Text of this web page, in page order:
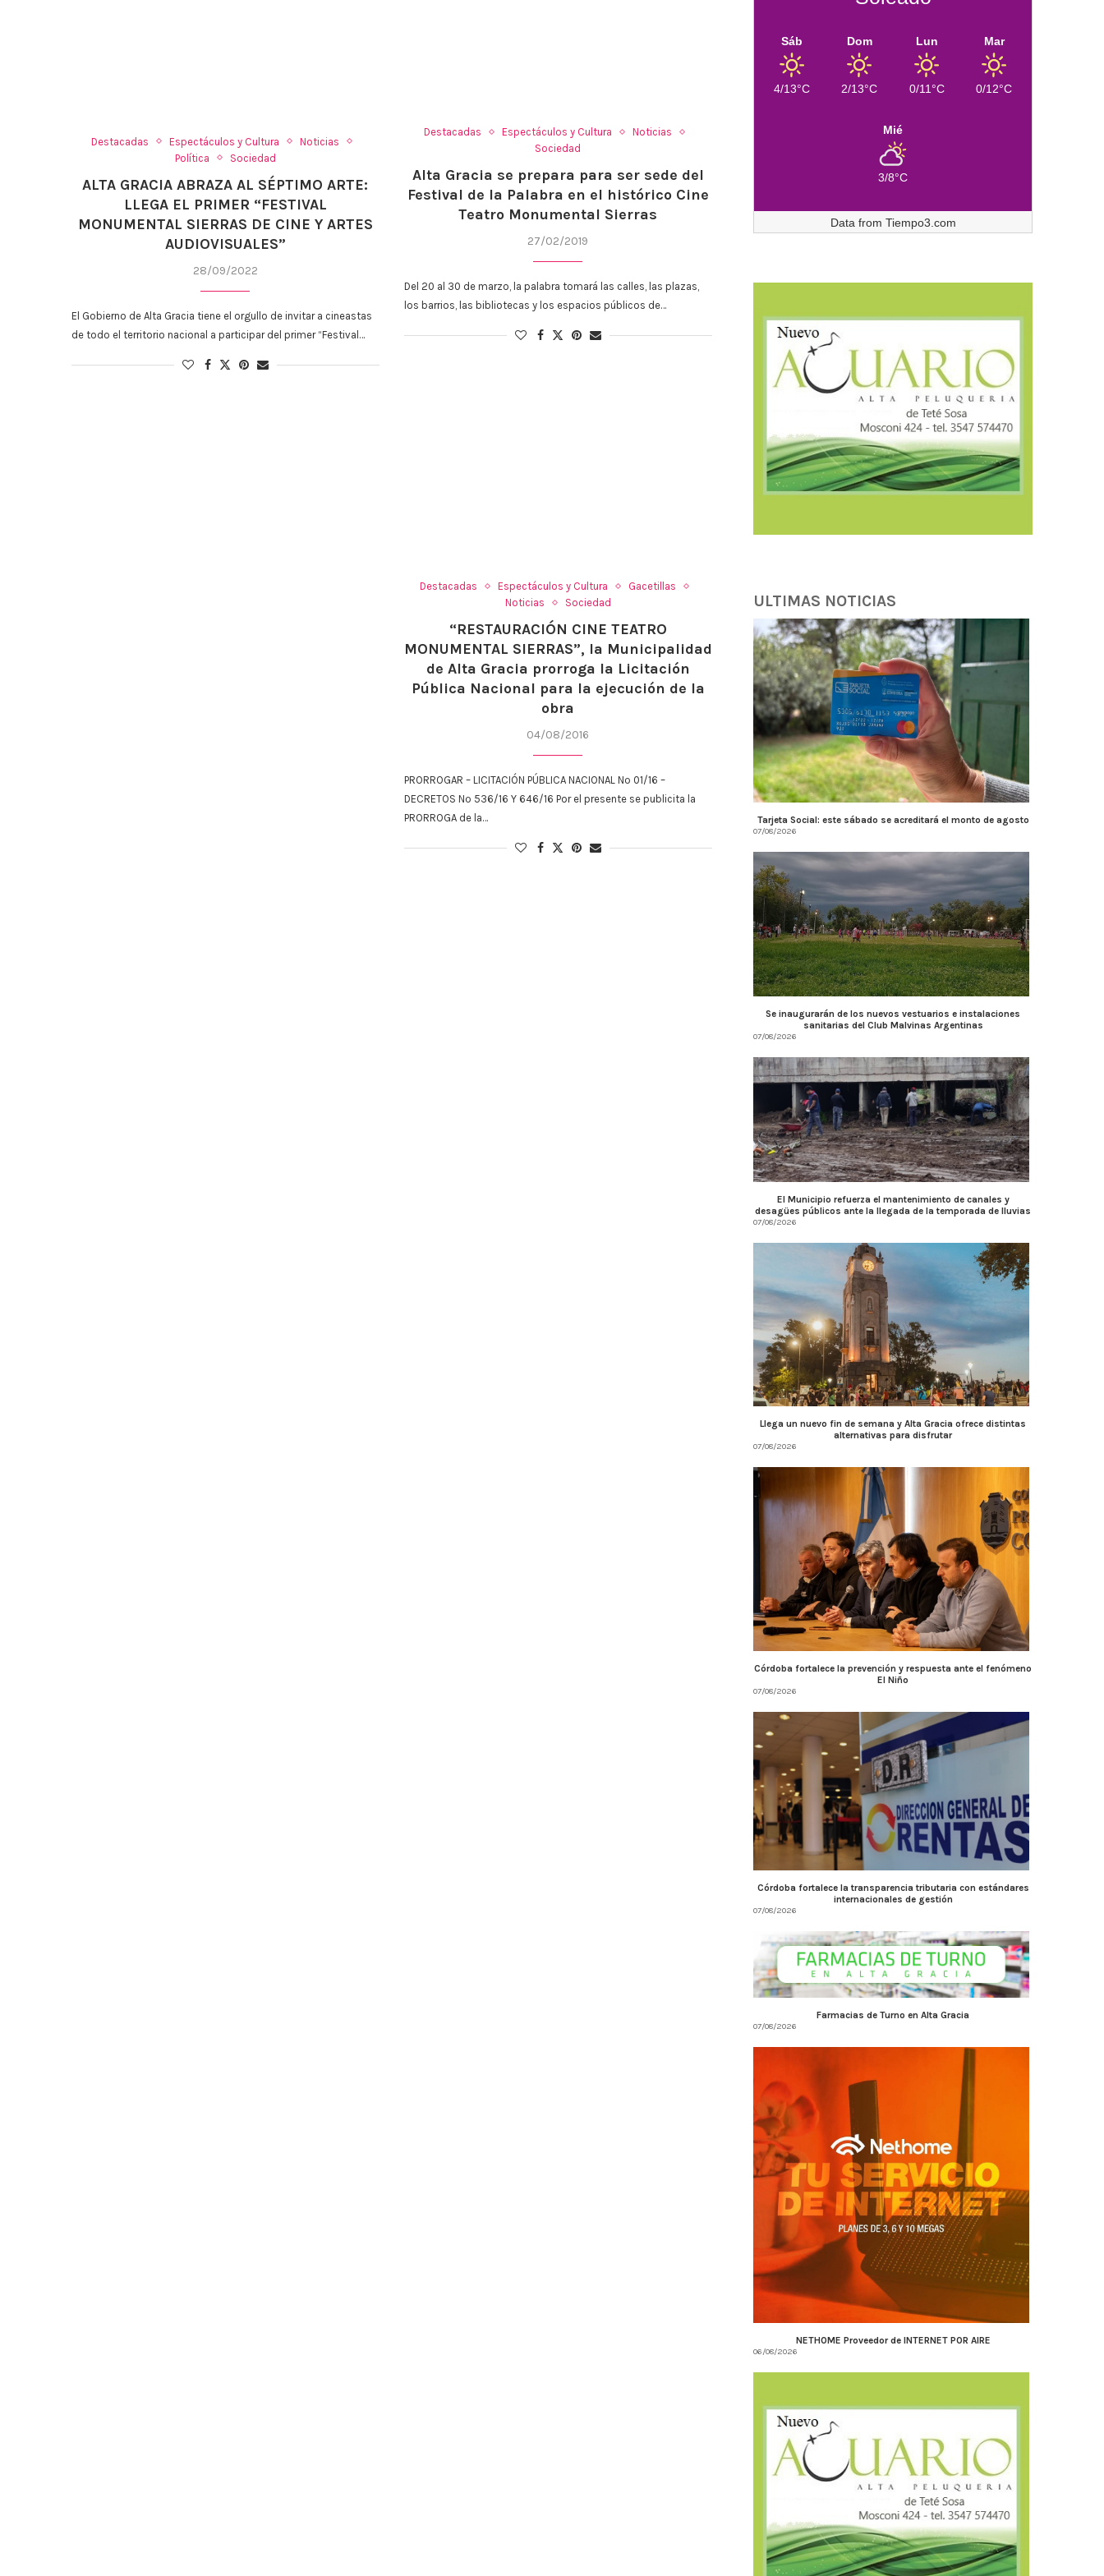
Destacadas Espectáculos y Cultura
Noticias
Política
Sociedad
ALTA GRACIA ABRAZA AL SÉPTIMO ARTE:
LLEGA EL PRIMER “FESTIVAL
MONUMENTAL SIERRAS DE CINE Y ARTES
AUDIOVISUALES”
28/09/2022
El Gobierno de Alta Gracia tiene el orgullo de invitar a cineastas
de todo el territorio nacional a participar del primer “Festival…
Destacadas Espectáculos y Cultura
Noticias
Sociedad
Alta Gracia se prepara para ser sede del
Festival de la Palabra en el histórico Cine
Teatro Monumental Sierras
27/02/2019
Del 20 al 30 de marzo, la palabra tomará las calles, las plazas,
los barrios, las bibliotecas y los espacios públicos de…
Destacadas Espectáculos y Cultura
Gacetillas
Noticias
Sociedad
“RESTAURACIÓN CINE TEATRO
MONUMENTAL SIERRAS”, la Municipalidad
de Alta Gracia prorroga la Licitación
Pública Nacional para la ejecución de la
obra
04/08/2016
PRORROGAR – LICITACIÓN PÚBLICA NACIONAL Nº 01/16 –
DECRETOS Nº 536/16 Y 646/16 Por el presente se publicita la
PRORROGA de la…
Sáb
4/13°C
Dom
2/13°C
Lun
0/11°C
Mar
0/12°C
Mié
3/8°C
Data from Tiempo3.com
ULTIMAS NOTICIAS
Tarjeta Social: este sábado se acreditará el monto de agosto
07/08/2026
Se inaugurarán de los nuevos vestuarios e instalaciones
sanitarias del Club Malvinas Argentinas
07/08/2026
El Municipio refuerza el mantenimiento de canales y
desagües públicos ante la llegada de la temporada de lluvias
07/08/2026
Llega un nuevo fin de semana y Alta Gracia ofrece distintas
alternativas para disfrutar
07/08/2026
Córdoba fortalece la prevención y respuesta ante el fenómeno
El Niño
07/08/2026
Córdoba fortalece la transparencia tributaria con estándares
internacionales de gestión
07/08/2026
Farmacias de Turno en Alta Gracia
07/08/2026
NETHOME Proveedor de INTERNET POR AIRE
06/08/2026